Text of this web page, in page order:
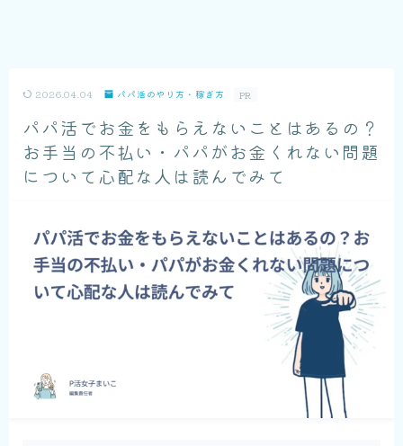
2026.04.04 パパ活のやり方・稼ぎ方 PR
パパ活でお金をもらえないことはあるの？
お手当の不払い・パパがお金くれない問題
について心配な人は読んでみて